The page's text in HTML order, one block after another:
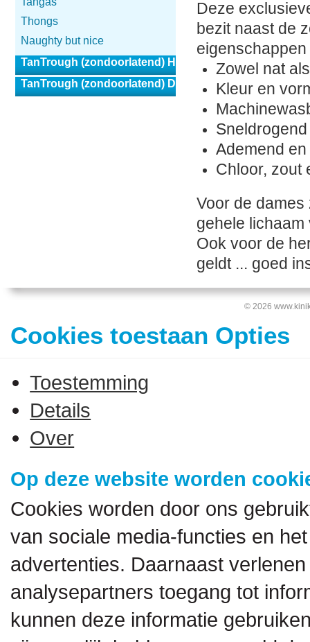
Thongs
Naughty but nice
TanTrough (zondoorlatend) Heren
TanTrough (zondoorlatend) Dames
Deze
bezit naast de
eigenschappen
Zowel nat
Kleur en
Sneldrogend
Ademend
Chloor, zout
Voor de
gehele
Ook voor de
geldt ... goed
© 2026
Cookies toestaan Opties
Toestemming
Details
Over
Op deze website worden
Cookies worden door ons
van sociale media-functies en
advertenties. Daarnaast
analysepartners toegang tot
kunnen deze informatie